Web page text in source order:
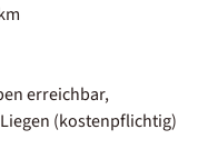
erreichbar,
(kostenpflichtig)